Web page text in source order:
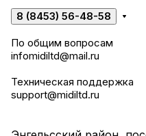
8 (8453) 56-48-58
По общим вопросам
infomidiltd@mail.ru
Техническая поддержка
support@midiltd.ru